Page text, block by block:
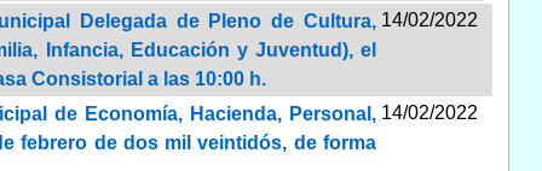
Delegada de Pleno de Cultura,
Infancia, Educación y Juventud), el
Consistorial a las 10:00 h.
14/02/2022
de Economía, Hacienda, Personal,
febrero de dos mil veintidós, de forma
14/02/2022